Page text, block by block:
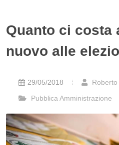
Quanto ci costa
nuovo alle
29/05/2018
Roberto
Pubblica Amministrazione